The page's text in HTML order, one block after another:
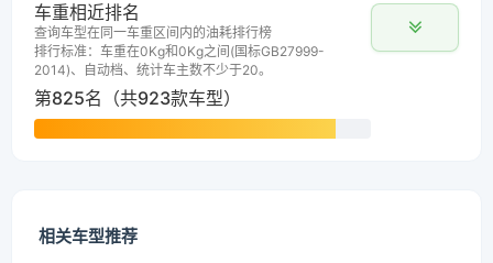
车重相近排名
查询车型在同一车重区间内的油耗排行榜
排行标准：车重在0Kg和0Kg之间(国标GB27999-
2014)、自动档、统计车主数不少于20。
第825名（共923款车型）
相关车型推荐